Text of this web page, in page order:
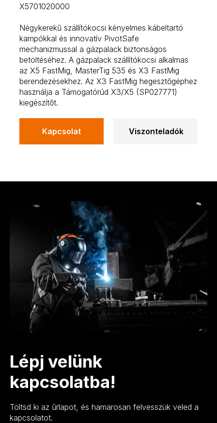
X5701020000
Négykerekű szállítókocsi kényelmes kábeltartó
kampókkal és innovatív PivotSafe
mechanizmussal a gázpalack biztonságos
betöltéséhez. A gázpalack szállítókocsi alkalmas
az X5 FastMig, MasterTig 535 és X3 FastMig
berendezésekhez. Az X3 FastMig hegesztőgéphez
használja a Támogatórúd X3/X5 (SP027771)
kiegészítőt.
Kapcsolat Viszonteladók
Lépj velünk
kapcsolatba!
Töltsd ki az űrlapot, és hamarosan felvesszük veled a
kapcsolatot.